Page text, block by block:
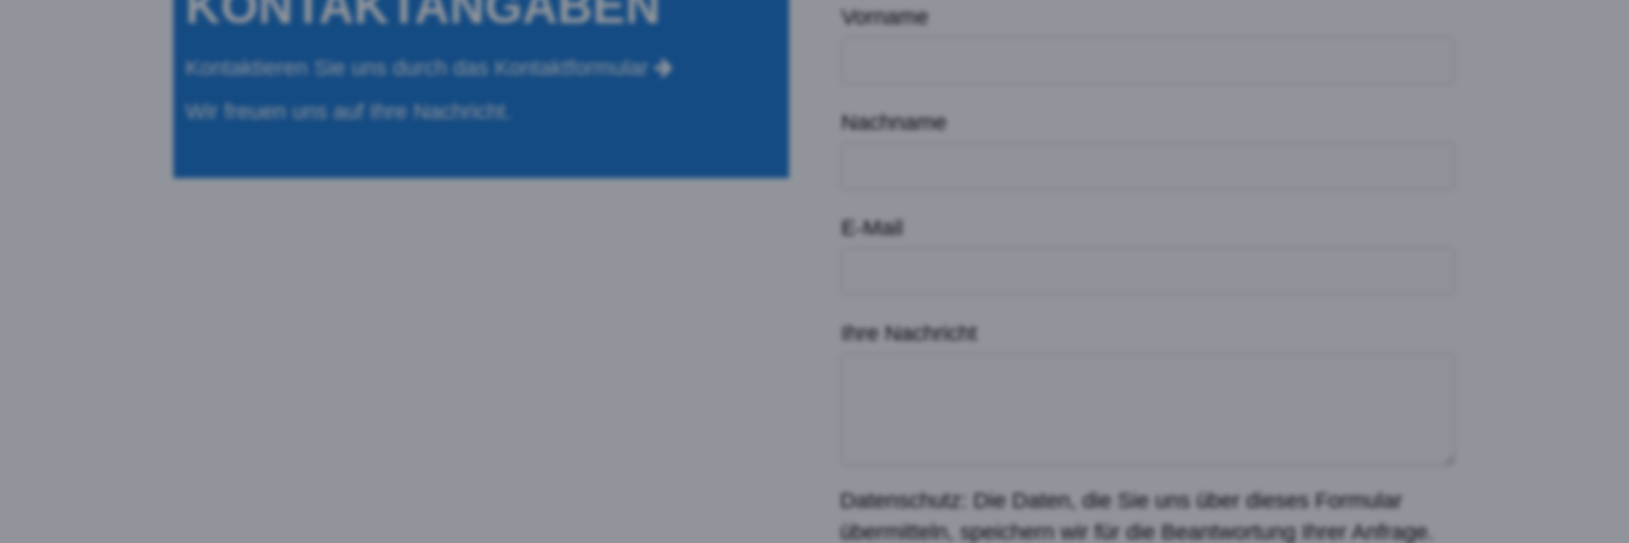
Kontaktieren Sie uns durch das Kontaktformular
Wir freuen uns auf Ihre Nachricht.
Vorname
Nachname
E-Mail
Ihre Nachricht
Datenschutz: Die Daten, die Sie uns über dieses Formular
übermitteln, speichern wir für die Beantwortung Ihrer Anfrage.